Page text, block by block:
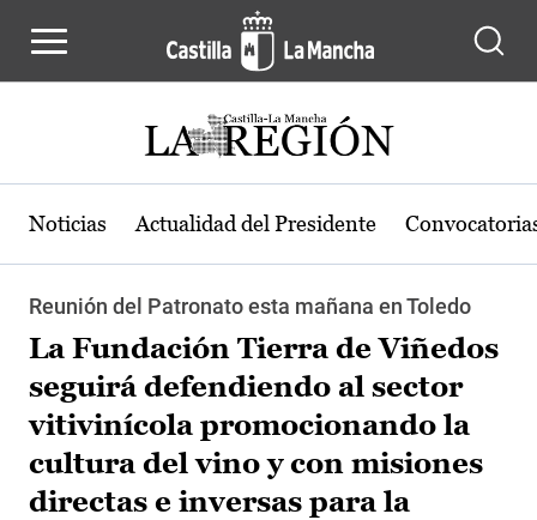
Noticias Actualidad del Presidente
Reunión del Patronato esta mañana en Toledo
La Fundación Tierra de Viñedos
seguirá defendiendo al sector
vitivinícola promocionando la
cultura del vino y con misiones
directas e inversas para la